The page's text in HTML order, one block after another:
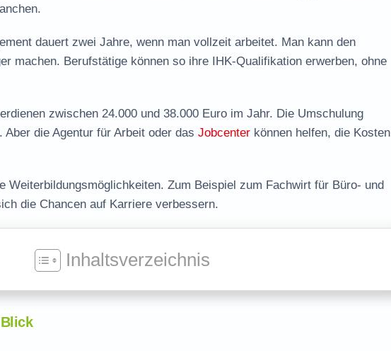
dauert zwei Jahre, wenn man vollzeit arbeitet. Man kann den
machen. Berufstätige können so ihre IHK-Qualifikation erwerben, ohne
zwischen 24.000 und 38.000 Euro im Jahr. Die Umschulung
die Agentur für Arbeit oder das Jobcenter können helfen, die Kosten
Weiterbildungsmöglichkeiten. Zum Beispiel zum Fachwirt für Büro- und
die Chancen auf Karriere verbessern.
Inhaltsverzeichnis